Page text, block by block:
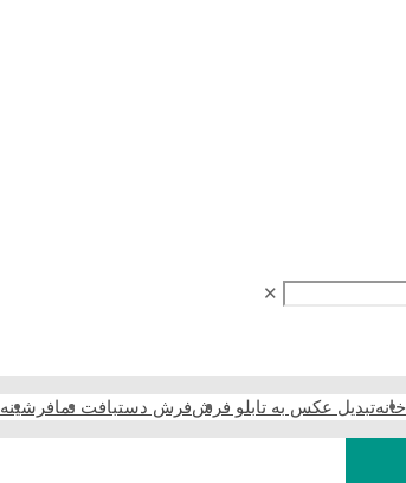
✕
خانهتبدیل عکس به تابلو فرشفرش دستبافت نمافرشینه